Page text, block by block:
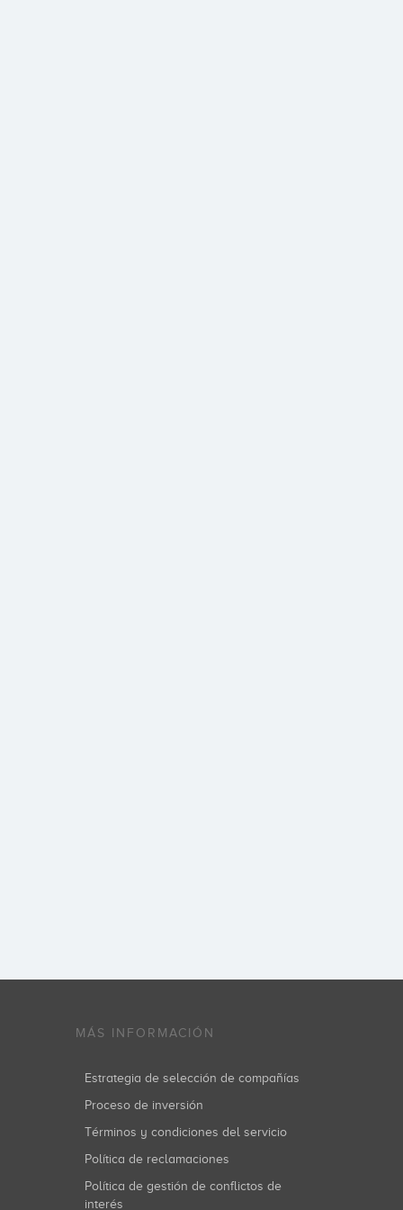
MÁS INFORMACIÓN
Estrategia de selección de compañías
Proceso de inversión
Términos y condiciones del servicio
Política de reclamaciones
Política de gestión de conflictos de
interés